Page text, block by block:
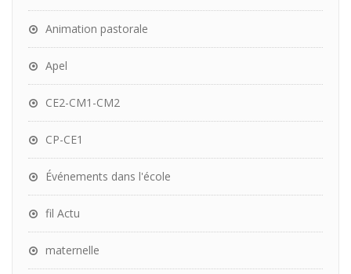
Animation pastorale
Apel
CE2-CM1-CM2
CP-CE1
Événements dans l'école
fil Actu
maternelle